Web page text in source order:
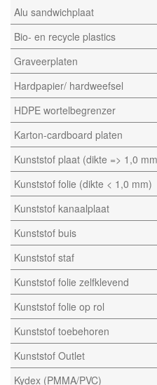
Alu sandwichplaat
Bio- en recycle plastics
Graveerplaten
Hardpapier/ hardweefsel
HDPE wortelbegrenzer
Karton-cardboard platen
Kunststof plaat (dikte => 1,0
Kunststof folie (dikte < 1,0 mm)
Kunststof kanaalplaat
Kunststof buis
Kunststof staf
Kunststof folie zelfklevend
Kunststof folie op rol
Kunststof toebehoren
Kunststof Outlet
Kydex (PMMA/PVC)